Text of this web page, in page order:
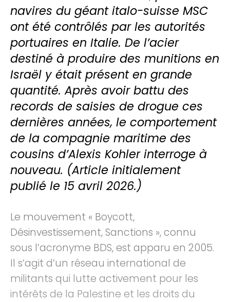
navires du géant italo-suisse MSC
ont été contrôlés par les autorités
portuaires en Italie. De l’acier
destiné à produire des munitions en
Israël y était présent en grande
quantité. Après avoir battu des
records de saisies de drogue ces
dernières années, le comportement
de la compagnie maritime des
cousins d’Alexis Kohler interroge à
nouveau. (Article initialement
publié le 15 avril 2026.)
Le mouvement « Boycott,
Désinvestissement, Sanctions », connu
sous l’acronyme BDS, est apparu en 2005.
Il s’agit d’un réseau international de
militants qui lutte activement pour les
intérêts de la Palestine et les droits du